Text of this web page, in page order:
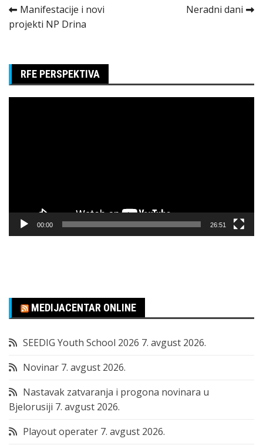
Kretanje
članka
Manifestacije i novi
projekti NP Drina
Neradni dani
RFE PERSPEKTIVA
00:00 26:51
MEDIJACENTAR ONLINE
SEEDIG Youth School 2026 7. avgust 2026.
Novinar 7. avgust 2026.
Nastavak zatvaranja i progona novinara u
Bjelorusiji 7. avgust 2026.
Playout operater 7. avgust 2026.